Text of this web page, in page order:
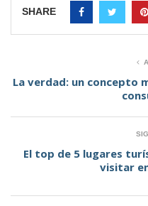
SHARE
La verdad: un concepto
El top de 5 lugares
visitar